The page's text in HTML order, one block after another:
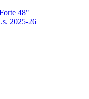
48"
2025-26